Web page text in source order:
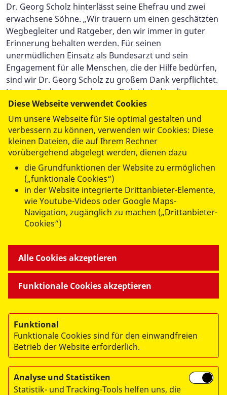
Dr. Georg Scholz hinterlässt seine Ehefrau und zwei
erwachsene Söhne. „Wir trauern um einen geschätzten
Wegbegleiter und Ratgeber, den wir immer in guter
Erinnerung behalten werden. Für seinen
unermüdlichen Einsatz als Bundesarzt und sein
Engagement für alle Menschen, die der Hilfe bedürfen,
sind wir Dr. Georg Scholz zu großem Dank verpflichtet.
Unsere Gedanken und unser Beileid sind in dieser
schweren Zeit bei seiner Familie“, so der ASB-
Bundesvorsitzende Knut Fleckenstein.
datenschutzkonform mit
© 2026 Arbeiter-Samariter-Bund Regionalverband
München/Oberbayern. e.V.
Impressum
Datenschutz
Hinweisgebersystem
Diese Webseite verwendet Cookies
Um unsere Webseite für Sie optimal gestalten und
verbessern zu können, verwenden wir Cookies: Diese
kleinen Dateien, die auf Ihrem Rechner
vorübergehend abgelegt werden, dienen dazu
die Grundfunktionen der Website zu ermöglichen
(„funktionale Cookies“)
in der Website integrierte Drittanbieter-Elemente,
wie Youtube-Videos oder Google Maps-
Navigation, zugänglich zu machen („Drittanbieter-
Cookies“)
Funktionale Cookies akzeptieren
Alle Cookies akzeptieren
Funktional
Funktionale Cookies sind für den einwandfreien
Betrieb der Website erforderlich.
Analyse und Statistiken
Statistik- und Tracking-Tools helfen uns, die